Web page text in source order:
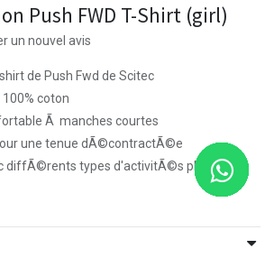
Push FWD T-Shirt (girl)
un nouvel avis
de Push Fwd de Scitec
coton
Ã manches courtes
une tenue dÃ©contractÃ©e
diffÃ©rents types d'activitÃ©s physiques